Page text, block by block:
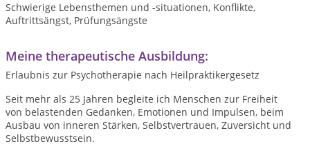
Schwierige Lebensthemen und -situationen, Konflikte,
Auftrittsängst, Prüfungsängste
Meine therapeutische Ausbildung:
Erlaubnis zur Psychotherapie nach Heilpraktikergesetz
Seit mehr als 25 Jahren begleite ich Menschen zur Freiheit
von belastenden Gedanken, Emotionen und Impulsen, beim
Ausbau von inneren Stärken, Selbstvertrauen, Zuversicht und
Selbstbewusstsein.